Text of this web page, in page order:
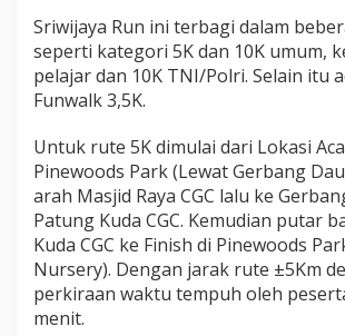
7
9
Sriwijaya Run ini terbagi dalam
seperti kategori 5K dan 10K umum,
pelajar dan 10K TNI/Polri. Selain itu
Funwalk 3,5K.
Untuk rute 5K dimulai dari Lokasi
Pinewoods Park (Lewat Gerbang
arah Masjid Raya CGC lalu ke
Patung Kuda CGC. Kemudian putar
Kuda CGC ke Finish di Pinewoods
Nursery). Dengan jarak rute ±5Km
perkiraan waktu tempuh oleh
menit.